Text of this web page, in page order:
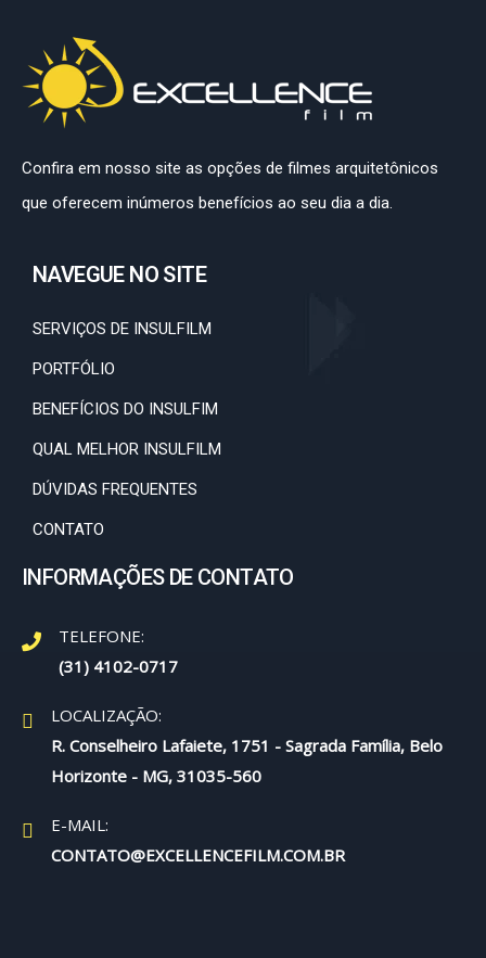
Confira em nosso site as opções de filmes arquitetônicos
que oferecem inúmeros benefícios ao seu dia a dia.
NAVEGUE NO SITE
SERVIÇOS DE INSULFILM
PORTFÓLIO
BENEFÍCIOS DO INSULFIM
QUAL MELHOR INSULFILM
DÚVIDAS FREQUENTES
CONTATO
INFORMAÇÕES DE CONTATO
TELEFONE:
(31) 4102-0717
LOCALIZAÇÃO:
R. Conselheiro Lafaiete, 1751 - Sagrada Família, Belo
Horizonte - MG, 31035-560
E-MAIL:
CONTATO@EXCELLENCEFILM.COM.BR